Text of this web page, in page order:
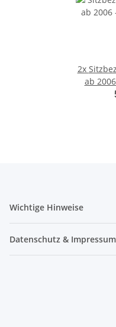
2x
ab
Wichtige Hinweise
Datenschutz & Impressum